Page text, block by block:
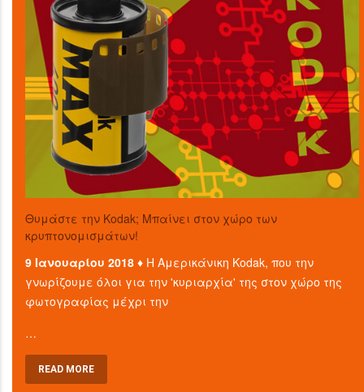
Θυμάστε την Kodak; Μπαίνει στον χώρο των
κρυπτονομισμάτων!
9 Ιανουαρίου 2018 ♦ Η Αμερικάνικη Kodak, που την
γνωρίζουμε όλοι για την 'κυριαρχία' της στον χώρο της
φωτογραφίας μέχρι την
…
READ MORE